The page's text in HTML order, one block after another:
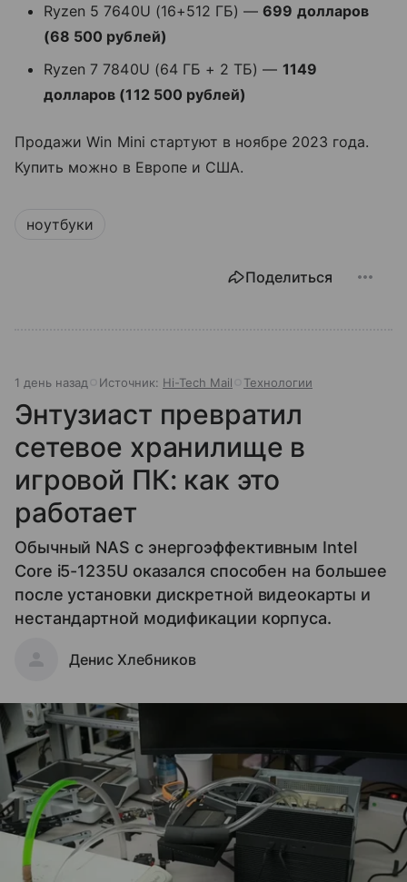
Ryzen 5 7640U (16+512 ГБ) —699 долларов
(68 500 рублей)
Ryzen 7 7840U (64 ГБ + 2 ТБ) — 1149
долларов (112 500 рублей)
Продажи Win Mini стартуют в ноябре 2023 года.
Купить можно в Европе и США.
ноутбуки
Поделиться
1 день назад Источник: Hi-Tech Mail Технологии
Энтузиаст превратил
сетевое хранилище в
игровой ПК: как это
работает
Обычный NAS с энергоэффективным Intel
Core i5-1235U оказался способен на большее
после установки дискретной видеокарты и
нестандартной модификации корпуса.
Денис Хлебников